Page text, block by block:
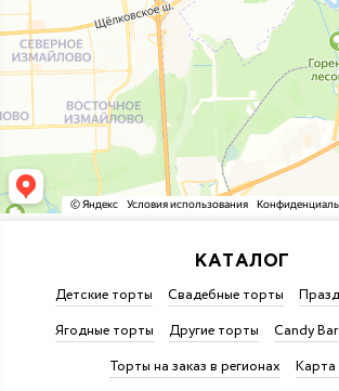
КАТАЛОГ
Детские торты Свадебные торты
Ягодные торты
Другие торты Candy Bar
Торты на заказ в регионах
Карта